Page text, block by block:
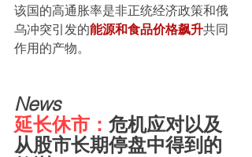
该国的高通胀率是非正统经济政策和俄
乌冲突引发的能源和食品价格飙升共同
作用的产物。
News
延长休市： 危机应对以及
从股市长期停盘中得到的